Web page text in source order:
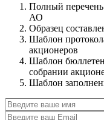
Полный
АО
Образец
Шаблон
акционеров
Шаблон
собрании
Шаблон